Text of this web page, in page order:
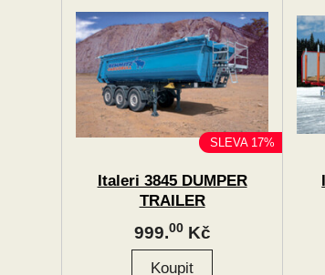
SLEVA 17%
Italeri 3845 DUMPER
TRAILER
999.00Kč